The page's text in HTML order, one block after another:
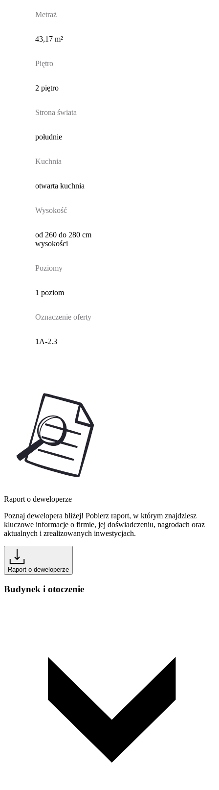
Metraż
43,17 m²
Piętro
2 piętro
Strona świata
południe
Kuchnia
otwarta kuchnia
Wysokość
od 260 do 280 cm
wysokości
Poziomy
1 poziom
Oznaczenie oferty
1A-2.3
Raport o deweloperze
Poznaj dewelopera bliżej! Pobierz raport, w którym znajdziesz
kluczowe informacje o firmie, jej doświadczeniu, nagrodach oraz
aktualnych i zrealizowanych inwestycjach.
Raport o deweloperze
Budynek i otoczenie